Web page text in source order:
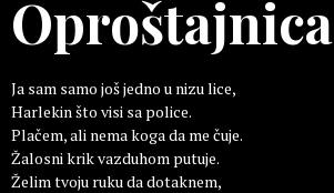
Oproštajnica
Ja sam samo još jedno u nizu lice,
Harlekin što visi sa police.
Plačem, ali nema koga da me čuje.
Žalosni krik vazduhom putuje.
Želim tvoju ruku da dotaknem,